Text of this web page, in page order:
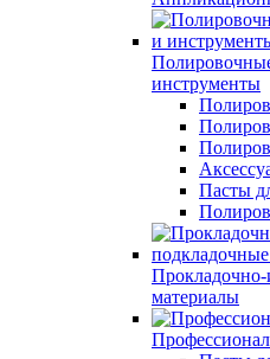
инструменты
Пасты
материалы